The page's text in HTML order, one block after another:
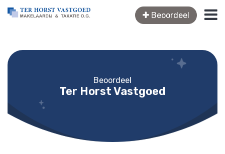
Beoordeel
Beoordeel
Ter Horst Vastgoed